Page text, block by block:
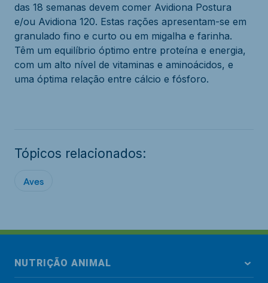
das 18 semanas devem comer Avidiona Postura
e/ou Avidiona 120. Estas rações apresentam-se em
granulado fino e curto ou em migalha e farinha.
Têm um equilíbrio óptimo entre proteína e energia,
com um alto nível de vitaminas e aminoácidos, e
uma óptima relação entre cálcio e fósforo.
Tópicos relacionados:
Aves
NUTRIÇÃO ANIMAL